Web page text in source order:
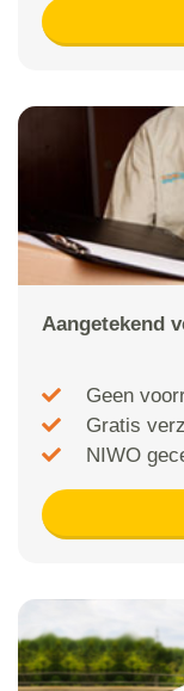
Aangetekend
Geen
Gratis
NIWO